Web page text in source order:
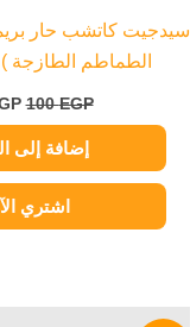
سيدجيت كاتشب حار
الطماطم الطازجة ) – 335
100EGP
إضافة إلى
اشتري